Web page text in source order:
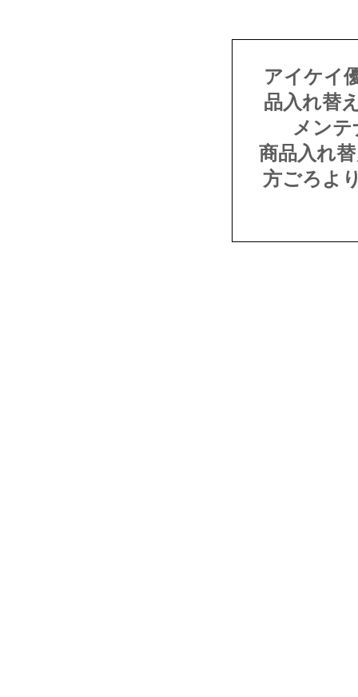
アイケイ
品入れ替
メン
商品入れ
方ごろよ